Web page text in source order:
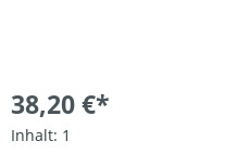
38,20 €*
Inhalt: 1